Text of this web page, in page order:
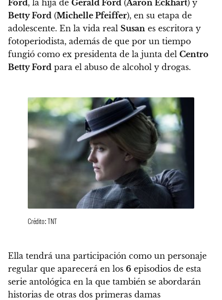
Ford, la hija de Gerald Ford (Aaron Eckhart) y
Betty Ford (Michelle Pfeiffer), en su etapa de
adolescente. En la vida real Susan es escritora y
fotoperiodista, además de que por un tiempo
fungió como ex presidenta de la junta del Centro
Betty Ford para el abuso de alcohol y drogas.
Crédito: TNT
Ella tendrá una participación como un personaje
regular que aparecerá en los 6 episodios de esta
serie antológica en la que también se abordarán
historias de otras dos primeras damas